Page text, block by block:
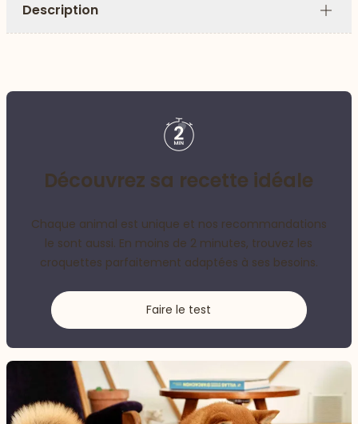
Description
Plus
Découvrez sa recette idéale
Chaque animal est unique et nos recommandations
le sont aussi. En moins de 2 minutes, trouvez les
croquettes parfaitement adaptées à ses besoins.
Faire le test